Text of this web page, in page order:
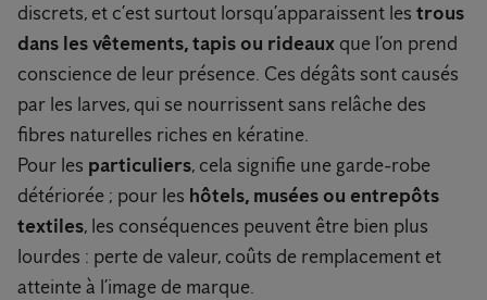
discrets, et c’est surtout lorsqu’apparaissent les trous
dans les vêtements, tapis ou rideaux que l’on prend
conscience de leur présence. Ces dégâts sont causés
par les larves, qui se nourrissent sans relâche des
fibres naturelles riches en kératine.
Pour les particuliers, cela signifie une garde-robe
détériorée ; pour les hôtels, musées ou entrepôts
textiles, les conséquences peuvent être bien plus
lourdes : perte de valeur, coûts de remplacement et
atteinte à l’image de marque.